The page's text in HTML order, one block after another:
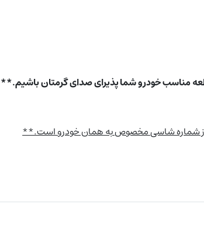
مناسب خودرو شما پذیرای صدای گرمتان
از شماره شاسی مخصوص به همان خودرو است.**